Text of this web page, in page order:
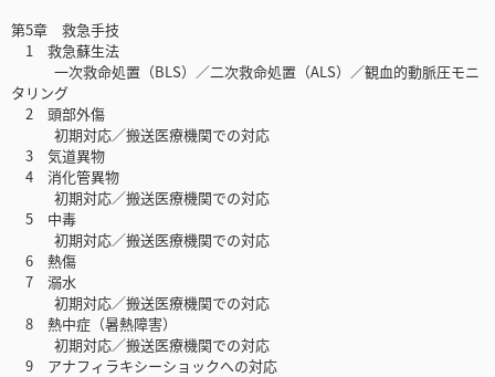
第5章 救急手技
1 救急蘇生法
一次救命処置（BLS）／二次救命処置（ALS）／観血的動脈圧モニ
タリング
2 頭部外傷
初期対応／搬送医療機関での対応
3 気道異物
4 消化管異物
初期対応／搬送医療機関での対応
5 中毒
初期対応／搬送医療機関での対応
6 熱傷
7 溺水
初期対応／搬送医療機関での対応
8 熱中症（暑熱障害）
初期対応／搬送医療機関での対応
9 アナフィラキシーショックへの対応